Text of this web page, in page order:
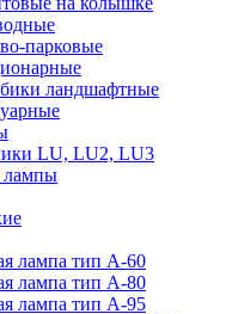
парковые
ландшафтные
LU, LU2, LU3
лампы
лампа тип A-60
лампа тип A-80
лампа тип A-95